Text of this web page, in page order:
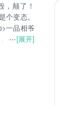
颠了！
变态。
一品相爷
我养母女
[展开]